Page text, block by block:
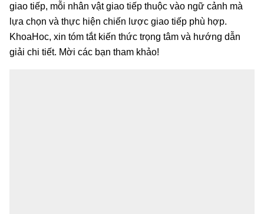
giao tiếp, mỗi nhân vật giao tiếp thuộc vào ngữ cảnh mà
lựa chọn và thực hiện chiến lược giao tiếp phù hợp.
KhoaHoc, xin tóm tắt kiến thức trọng tâm và hướng dẫn
giải chi tiết. Mời các bạn tham khảo!